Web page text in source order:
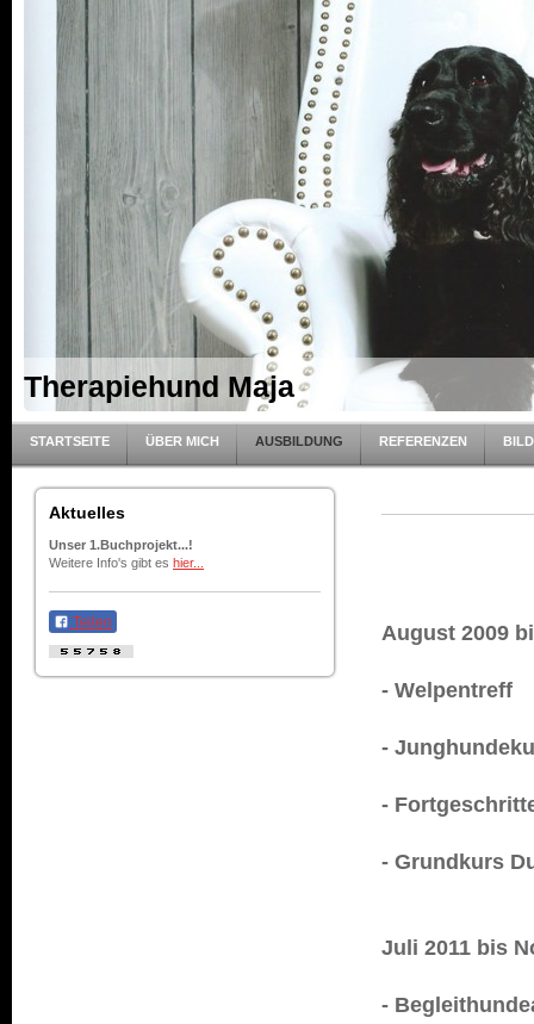
Therapiehund Maja
STARTSEITE ÜBER MICH AUSBILDUNG REFERENZEN
Aktuelles
Unser 1.Buchprojekt...!
Weitere Info's gibt es hier...
Teilen August 2009
- Welpentreff
-
-
- Grundkurs
Juli 2011 bis
-